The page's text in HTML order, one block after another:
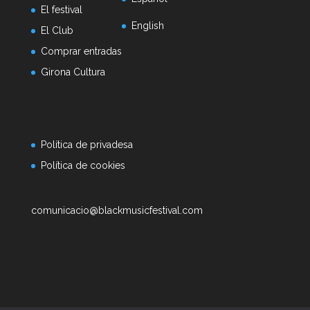
El festival
El Club
Comprar entradas
Girona Cultura
English
Política de privadesa
Política de cookies
comunicacio@blackmusicfestival.com